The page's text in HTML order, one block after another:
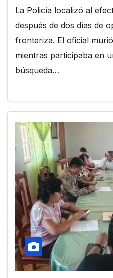
La Policía localizó al
después de dos días de
fronteriza. El oficial
mientras participaba en
búsqueda…